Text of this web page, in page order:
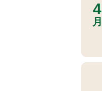
4
月